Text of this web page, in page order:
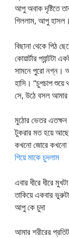
আপু অবাক দৃষ্টিতে
গিললাম, আপু হাসল।
বিছানা থেকে পিঠ
কোয়ার্টার প্যান্টটা
সামনে পুরো নগ্ন।
হাসি। “চুপচাপ
সে, উঠে বসল আমার
মুঠোর ভেতর এতক্ষন
টুকরার মত হয়ে আছে
কখনো জোরে
গিয়ে মাকে চুদলাম
এবার ধীরে ধীরে
তাকিয়ে একবার
আপু কে চুদা
আমার শরীরের